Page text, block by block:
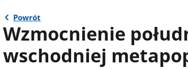
Powrót
Wzmocnienie
wschodniej